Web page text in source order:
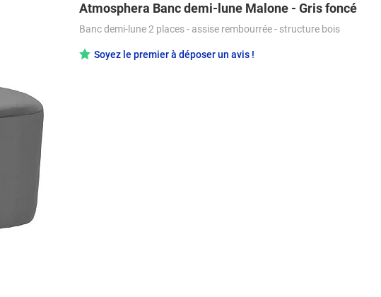
Atmosphera Banc demi-lune Malone - Gris foncé
Banc demi-lune 2 places - assise rembourrée - structure bois
Soyez le premier à déposer un avis !